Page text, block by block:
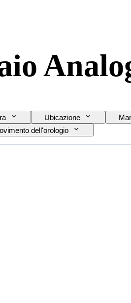
Ubicazione
dell'orologio